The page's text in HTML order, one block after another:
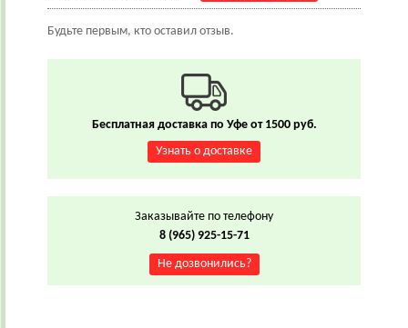
Будьте первым, кто оставил отзыв.
Бесплатная доставка по Уфе от 1500 руб.
Узнать о доставке
Заказывайте по телефону
8 (965) 925-15-71
Не дозвонились?